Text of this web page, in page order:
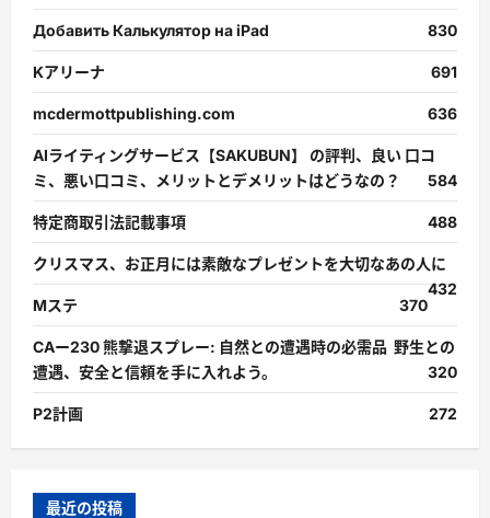
Добавить Калькулятор на iPad 830
Kアリーナ 691
mcdermottpublishing.com 636
AIライティングサービス【SAKUBUN】 の評判、良い 口コ
ミ、悪い口コミ、メリットとデメリットはどうなの？
584
特定商取引法記載事項 488
クリスマス、お正月には素敵なプレゼントを大切なあの人に
432
Mステ
370
CAー230 熊撃退スプレー: 自然との遭遇時の必需品 野生との
遭遇、安全と信頼を手に入れよう。
320
P2計画 272
最近の投稿